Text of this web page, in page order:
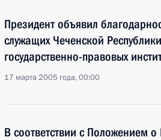
Президент объявил
служащих Чеченской
государственно-правовых
17 марта 2005 года, 00:00
В соответствии с Положением о